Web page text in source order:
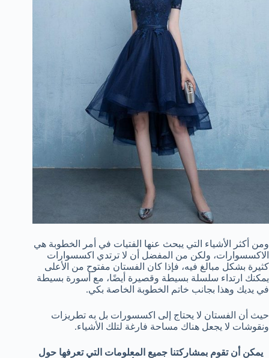
ومن أكثر الأشياء التي يبحث عنها الفتيات في أمر الخطوبة هي
الاكسسوارات، ولكن من المفضل أن لا ترتدي اكسسوارات
كثيرة بشكل مبالغ فيه، فإذا كان الفستان مفتوح من الأعلى
يمكنك ارتداء سلسلة بسيطة وقصيرة أيضًا، مع أسورة بسيطة
في يديك وهذا بجانب خاتم الخطوبة الخاصة بكي.
حيث أن الفستان لا يحتاج إلى اكسسورات بل به تطريزات
ونقوشات لا يجعل هناك مساحة فارغة لتلك الأشياء.
يمكن أن تقوم بمشاركتنا جميع المعلومات التي تعرفها حول